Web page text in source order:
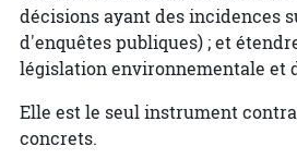
décisions ayant des incidences
d'enquêtes publiques) ; et
législation environnementale et
Elle est le seul instrument
concrets.